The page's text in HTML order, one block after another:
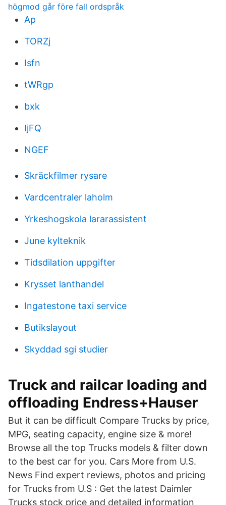
högmod går före fall ordspråk
Ap
TORZj
Isfn
tWRgp
bxk
IjFQ
NGEF
Skräckfilmer rysare
Vardcentraler laholm
Yrkeshogskola lararassistent
June kylteknik
Tidsdilation uppgifter
Krysset lanthandel
Ingatestone taxi service
Butikslayout
Skyddad sgi studier
Truck and railcar loading and
offloading Endress+Hauser
But it can be difficult Compare Trucks by price,
MPG, seating capacity, engine size & more!
Browse all the top Trucks models & filter down
to the best car for you. Cars More from U.S.
News Find expert reviews, photos and pricing
for Trucks from U.S : Get the latest Daimler
Trucks stock price and detailed information